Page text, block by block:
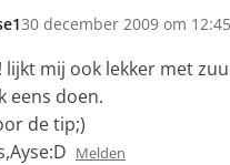
30 december 2009 om 12:45
lijkt mij ook lekker met
eens doen.
de tip;)
Melden